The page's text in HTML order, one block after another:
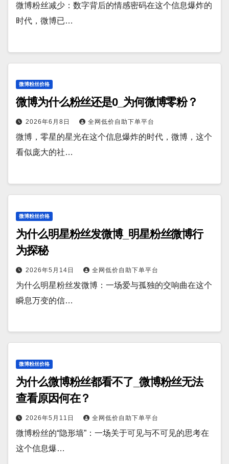
微博粉丝减少：数字背后的情感密码在这个信息爆炸的
时代，微博已…
微博粉丝价格
微博为什么粉丝还是0_为何微博零粉？
2026年6月8日 全网低价自助下单平台
微博，零星的星光在这个信息爆炸的时代，微博，这个
看似庞大的社…
微博粉丝价格
为什么明星粉丝发微博_明星粉丝微博行
为探秘
2026年5月14日 全网低价自助下单平台
为什么明星粉丝发微博：一场爱与孤独的交响曲在这个
瞬息万变的信…
微博粉丝价格
为什么微博粉丝都看不了_微博粉丝无法
查看原因何在？
2026年5月11日 全网低价自助下单平台
微博粉丝的“隐形墙”：一场关于可见与不可见的思考在
这个信息爆…